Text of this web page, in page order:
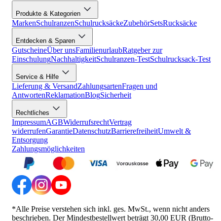
Produkte & Kategorien
MarkenSchulranzenSchulrucksäckeZubehörSetsRucksäcke
Entdecken & Sparen
GutscheineÜber unsFamilienurlaubRatgeber zur
EinschulungNachhaltigkeitSchulranzen-TestSchulrucksack-Test
Service & Hilfe
Lieferung & VersandZahlungsartenFragen und
AntwortenReklamationBlogSicherheit
Rechtliches
ImpressumAGBWiderrufsrechtVertrag
widerrufenGarantieDatenschutzBarrierefreiheitUmwelt &
Entsorgung
Zahlungsmöglichkeiten
*Alle Preise verstehen sich inkl. ges. MwSt., wenn nicht anders
beschrieben. Der Mindestbestellwert beträgt 30,00 EUR (Brutto-